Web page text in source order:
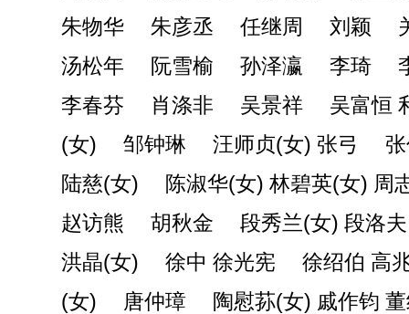
朱物华 朱彦丞 任继周 刘颖
汤松年 阮雪榆 孙泽瀛 李琦
李春芬 肖涤非 吴景祥 吴富恒
(女) 邹钟琳 汪师贞(女) 张弓 张
陆慈(女) 陈淑华(女) 林碧英(女) 周
赵访熊 胡秋金 段秀兰(女) 段洛夫
洪晶(女) 徐中 徐光宪 徐绍伯 高
(女) 唐仲璋 陶慰荪(女) 戚作钧 董